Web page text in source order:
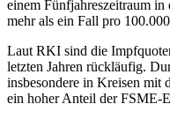
einem Fünfjahreszeitraum
mehr als ein Fall pro
Laut RKI sind die
letzten Jahren rückläufig.
insbesondere in Kreisen mit
ein hoher Anteil der FSME-